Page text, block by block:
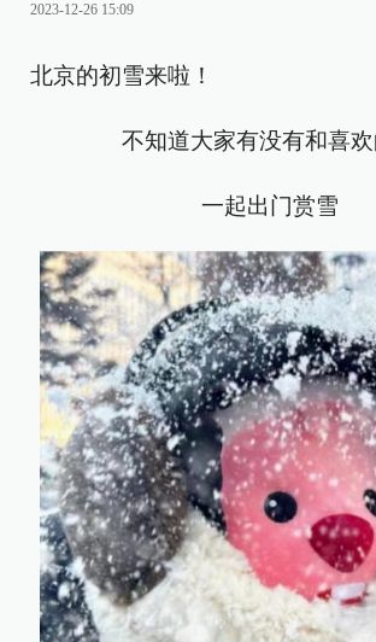
2023-12-26 15:09
北京的初雪来啦！
不知道大家有没有和喜欢
一起出门赏雪